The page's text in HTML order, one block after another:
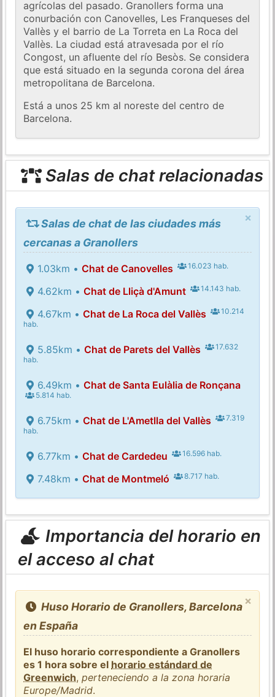
agrícolas del pasado. Granollers forma una
conurbación con Canovelles, Les Franqueses del
Vallès y el barrio de La Torreta en La Roca del
Vallès. La ciudad está atravesada por el río
Congost, un afluente del río Besòs. Se considera
que está situado en la segunda corona del área
metropolitana de Barcelona.
Está a unos 25 km al noreste del centro de
Barcelona.
Salas de chat relacionadas
×
Salas de chat de las ciudades más
cercanas a Granollers
1.03km • Chat de Canovelles 16.023 hab.
4.62km • Chat de Lliçà d'Amunt 14.143 hab.
4.67km • Chat de La Roca del Vallès
10.214
hab.
5.85km • Chat de Parets del Vallès
17.632
hab.
6.49km • Chat de Santa Eulàlia de Ronçana
5.814 hab.
6.75km • Chat de L'Ametlla del Vallès
7.319
hab.
6.77km • Chat de Cardedeu 16.596 hab.
7.48km • Chat de Montmeló 8.717 hab.
Importancia del horario en
el acceso al chat
×
Huso Horario de Granollers, Barcelona
en España
El huso horario correspondiente a Granollers
es 1 hora sobre el horario estándard de
Greenwich,perteneciendo a la zona horaria
Europe/Madrid.